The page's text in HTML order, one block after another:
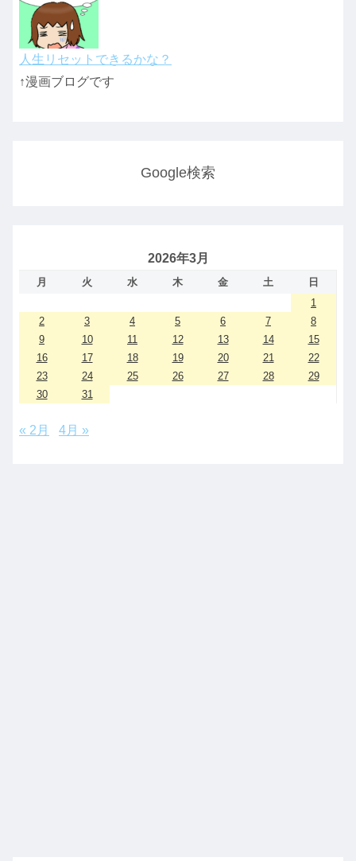
人生リセットできるかな？
↑漫画ブログです
Google検索
2026年3月
月 火 水 木 金 土
日
1
2
3 4 5 6 7
8
9
10 11 12 13 14
15
16
17 18 19 20 21
22
23
24 25 26 27 28
29
30
31
« 2月 4月 »